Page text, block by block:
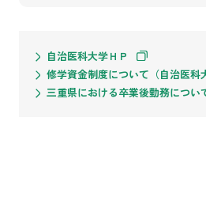
自治医科大学ＨＰ
修学資金制度について（自治医科
三重県における卒業後勤務につい